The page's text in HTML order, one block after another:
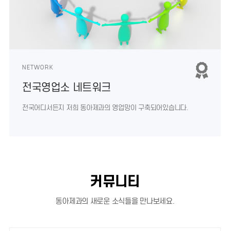
NETWORK
전국영업소 네트워크
전국어디서든지 저희 동아제과의 영업망이 구축되어있습니다.
커뮤니티
동아제과의 새로운 소식들을 만나보세요.